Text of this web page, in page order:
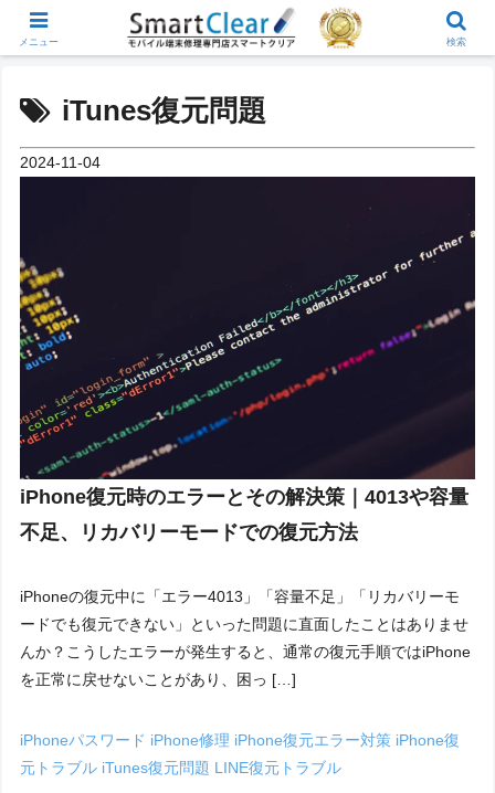
iTunes復元問題
2024-11-04
iPhone復元時のエラーとその解決策｜4013や容量
不足、リカバリーモードでの復元方法
iPhoneの復元中に「エラー4013」「容量不足」「リカバリーモ
ードでも復元できない」といった問題に直面したことはありませ
んか？こうしたエラーが発生すると、通常の復元手順ではiPhone
を正常に戻せないことがあり、困っ […]
iPhoneパスワード iPhone修理 iPhone復元エラー対策 iPhone復
元トラブル iTunes復元問題 LINE復元トラブル
メニュー 検索